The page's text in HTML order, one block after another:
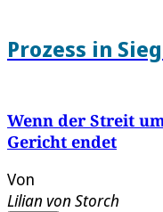
Prozess in
Wenn der Streit
Gericht endet
Von
Lilian von Storch